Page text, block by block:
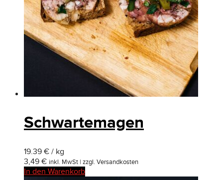
Schwartemagen
19.39 € / kg
3,49 € inkl. MwSt | zzgl. Versandkosten
In den Warenkorb